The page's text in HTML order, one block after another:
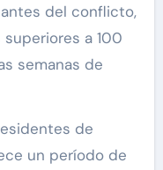
del conflicto,
a 100
semanas de
de
un período de